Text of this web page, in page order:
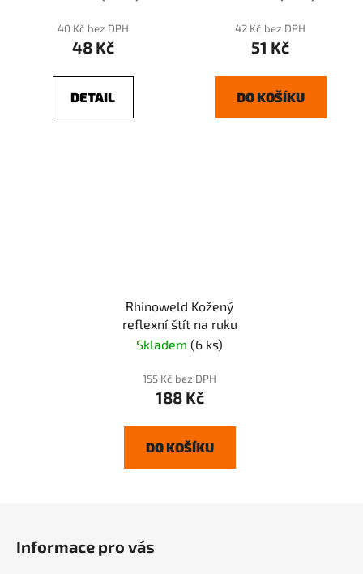
40 Kč bez DPH
48 Kč
DETAIL
42 Kč bez DPH
51 Kč
DO KOŠÍKU
Rhinoweld Kožený
reflexní štít na ruku
Skladem (6 ks)
155 Kč bez DPH
188 Kč
DO KOŠÍKU
Informace pro vás